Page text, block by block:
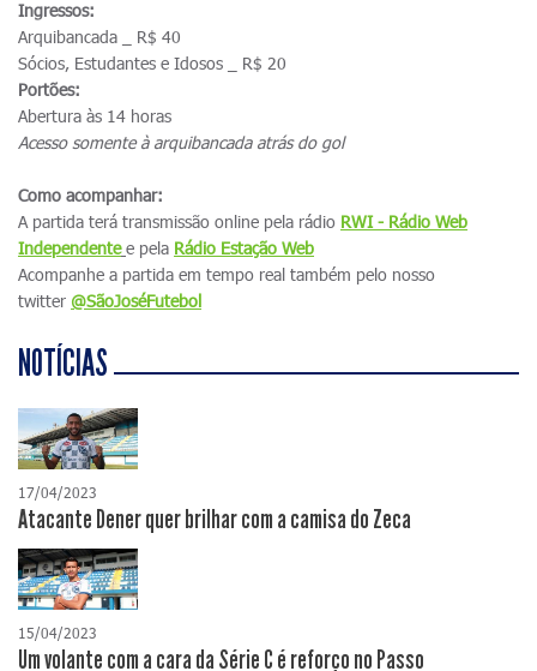
Ingressos:
Arquibancada _ R$ 40
Sócios, Estudantes e Idosos _ R$ 20
Portões:
Abertura às 14 horas
Acesso somente à arquibancada atrás do gol
Como acompanhar:
A partida terá transmissão online pela rádio RWI - Rádio Web
Independente e pela Rádio Estação Web
Acompanhe a partida em tempo real também pelo nosso
twitter @SãoJoséFutebol
NOTÍCIAS
17/04/2023
Atacante Dener quer brilhar com a camisa do Zeca
15/04/2023
Um volante com a cara da Série C é reforço no Passo